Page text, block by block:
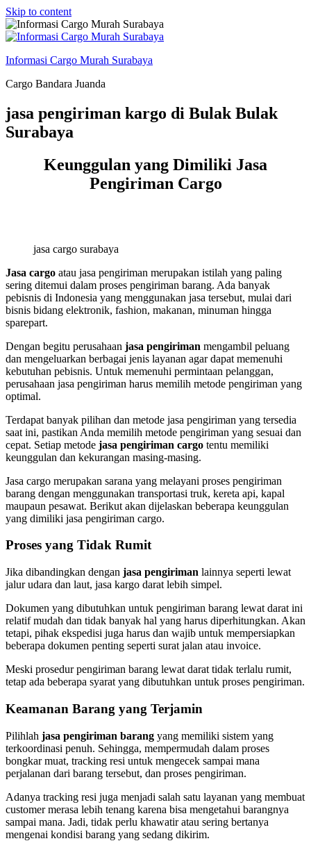
Skip to content
Informasi Cargo Murah Surabaya
Cargo Bandara Juanda
jasa pengiriman kargo di Bulak Bulak
Surabaya
Keunggulan yang Dimiliki Jasa
Pengiriman Cargo
jasa cargo surabaya
Jasa cargo atau jasa pengiriman merupakan istilah yang paling
sering ditemui dalam proses pengiriman barang. Ada banyak
pebisnis di Indonesia yang menggunakan jasa tersebut, mulai dari
bisnis bidang elektronik, fashion, makanan, minuman hingga
sparepart.
Dengan begitu perusahaan jasa pengiriman mengambil peluang
dan mengeluarkan berbagai jenis layanan agar dapat memenuhi
kebutuhan pebisnis. Untuk memenuhi permintaan pelanggan,
perusahaan jasa pengiriman harus memilih metode pengiriman yang
optimal.
Terdapat banyak pilihan dan metode jasa pengiriman yang tersedia
saat ini, pastikan Anda memilih metode pengiriman yang sesuai dan
cepat. Setiap metode jasa pengiriman cargo tentu memiliki
keunggulan dan kekurangan masing-masing.
Jasa cargo merupakan sarana yang melayani proses pengiriman
barang dengan menggunakan transportasi truk, kereta api, kapal
maupaun pesawat. Berikut akan dijelaskan beberapa keunggulan
yang dimiliki jasa pengiriman cargo.
Proses yang Tidak Rumit
Jika dibandingkan dengan jasa pengiriman lainnya seperti lewat
jalur udara dan laut, jasa kargo darat lebih simpel.
Dokumen yang dibutuhkan untuk pengiriman barang lewat darat ini
relatif mudah dan tidak banyak hal yang harus diperhitungkan. Akan
tetapi, pihak ekspedisi juga harus dan wajib untuk mempersiapkan
beberapa dokumen penting seperti surat jalan atau invoice.
Meski prosedur pengiriman barang lewat darat tidak terlalu rumit,
tetap ada beberapa syarat yang dibutuhkan untuk proses pengiriman.
Keamanan Barang yang Terjamin
Pilihlah jasa pengiriman barang yang memiliki sistem yang
terkoordinasi penuh. Sehingga, mempermudah dalam proses
bongkar muat, tracking resi untuk mengecek sampai mana
perjalanan dari barang tersebut, dan proses pengiriman.
Adanya tracking resi juga menjadi salah satu layanan yang membuat
customer merasa lebih tenang karena bisa mengetahui barangnya
sampai mana. Jadi, tidak perlu khawatir atau sering bertanya
mengenai kondisi barang yang sedang dikirim.